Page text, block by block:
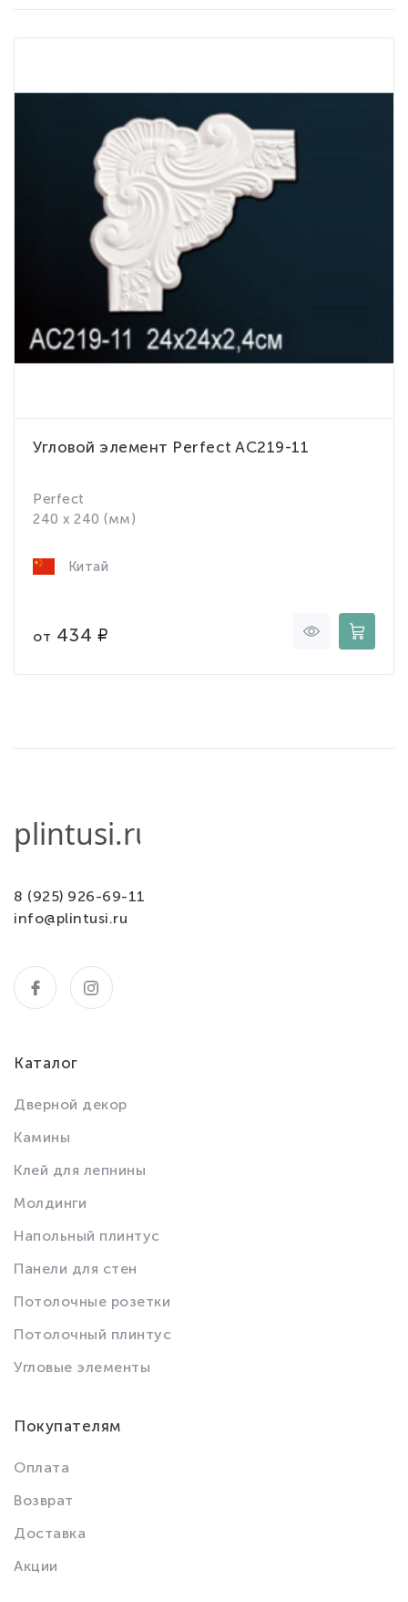
Угловой элемент Perfect AC219-11
Perfect
240 x 240 (мм)
Китай
от 434
8 (925) 926-69-11
info@plintusi.ru
Каталог
Дверной декор
Камины
Клей для лепнины
Молдинги
Напольный плинтус
Панели для стен
Потолочные розетки
Потолочный плинтус
Угловые элементы
Покупателям
Оплата
Возврат
Доставка
Акции